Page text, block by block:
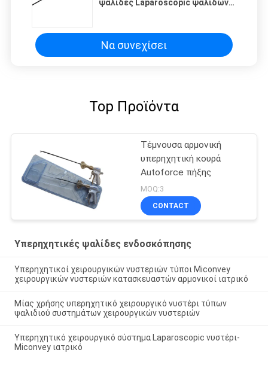
ψαλίδες Laparoscopic ψαλίδων
Να συνεχίσει
Top Προϊόντα
Τέμνουσα αρμονική
υπερηχητική κουρά
Autoforce πήξης
MOQ:3
CONTACT
Υπερηχητικές ψαλίδες ενδοσκόπησης
Υπερηχητικοί χειρουργικών νυστεριών τύποι Miconvey
χειρουργικών νυστεριών κατασκευαστών αρμονικοί ιατρικό
Μίας χρήσης υπερηχητικό χειρουργικό νυστέρι τύπων
ψαλιδιού συστημάτων χειρουργικών νυστεριών
Υπερηχητικό χειρουργικό σύστημα Laparoscopic νυστέρι-
Miconvey ιατρικό